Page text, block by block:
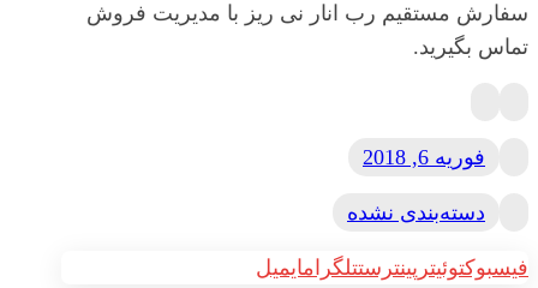
سفارش مستقیم رب انار نی ریز با مدیریت فروش
تماس بگیرید.
فوریه 6, 2018
دسته‌بندی نشده
فیسبوکتوئیتر پینترستتلگرامایمیل